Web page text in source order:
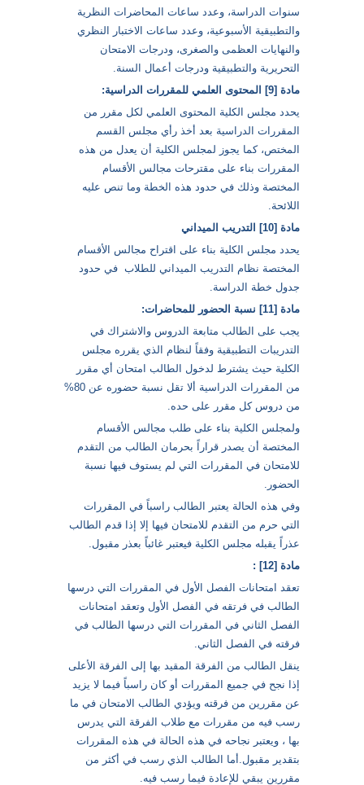
سنوات الدراسة، وعدد ساعات المحاضرات النظرية
والتطبيقية الأسبوعية، وعدد ساعات الاختبار النظري
والنهايات العظمى والصغرى، ودرجات الامتحان
التحريرية والتطبيقية ودرجات أعمال السنة.
مادة [9] المحتوى العلمي للمقررات الدراسية:
يحدد مجلس الكلية المحتوى العلمي لكل مقرر من
المقررات الدراسية بعد أخذ رأي مجلس القسم
المختص، كما يجوز لمجلس الكلية أن يعدل من هذه
المقررات بناء على مقترحات مجالس الأقسام
المختصة وذلك في حدود هذه الخطة وما تنص عليه
اللائحة.
مادة [10] التدريب الميداني
يحدد مجلس الكلية بناء على اقتراح مجالس الأقسام
المختصة نظام التدريب الميداني للطلاب في حدود
جدول خطة الدراسة.
مادة [11] نسبة الحضور للمحاضرات:
يجب على الطالب متابعة الدروس والاشتراك في
التدريبات التطبيقية وفقاً لنظام الذي يقرره مجلس
الكلية حيث يشترط لدخول الطالب امتحان أي مقرر
من المقررات الدراسية ألا تقل نسبة حضوره عن 80%
من دروس كل مقرر على حده.
ولمجلس الكلية بناء على طلب مجالس الأقسام
المختصة أن يصدر قراراً بحرمان الطالب من التقدم
للامتحان في المقررات التي لم يستوف فيها نسبة
الحضور.
وفي هذه الحالة يعتبر الطالب راسباً في المقررات
التي حرم من التقدم للامتحان فيها إلا إذا قدم الطالب
عذراً يقبله مجلس الكلية فيعتبر غائباً بعذر مقبول.
مادة [12] :
تعقد امتحانات الفصل الأول في المقررات التي درسها
الطالب في فرتقه في الفصل الأول وتعقد امتحانات
الفصل الثاني في المقررات التي درسها الطالب في
فرقته في الفصل الثاني.
ينقل الطالب من الفرقة المقيد بها إلى الفرقة الأعلى
إذا نجح في جميع المقررات أو كان راسباً فيما لا يزيد
عن مقررين من فرقته ويؤدي الطالب الامتحان في ما
رسب فيه من مقررات مع طلاب الفرقة التي يدرس
بها ، ويعتبر نجاحه في هذه الحالة في هذه المقررات
بتقدير مقبول.أما الطالب الذي رسب في أكثر من
مقررين يبقي للإعادة فيما رسب فيه.